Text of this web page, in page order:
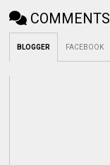
COMMENTS
BLOGGER FACEBOOK